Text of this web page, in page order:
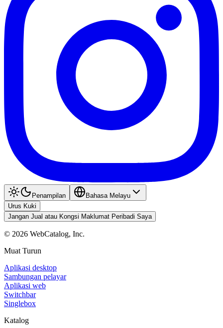
Penampilan
Bahasa Melayu
Urus Kuki
Jangan Jual atau Kongsi Maklumat Peribadi Saya
© 2026 WebCatalog, Inc.
Muat Turun
Aplikasi desktop
Sambungan pelayar
Aplikasi web
Switchbar
Singlebox
Katalog